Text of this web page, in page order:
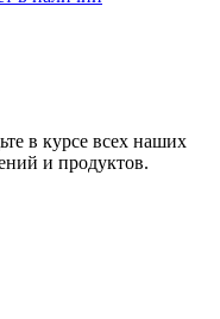
в курсе всех наших
и продуктов.